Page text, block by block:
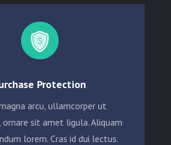
Protection
arcu, ullamcorper ut
sit amet ligula. Aliquam
lorem. Cras id dui lectus.